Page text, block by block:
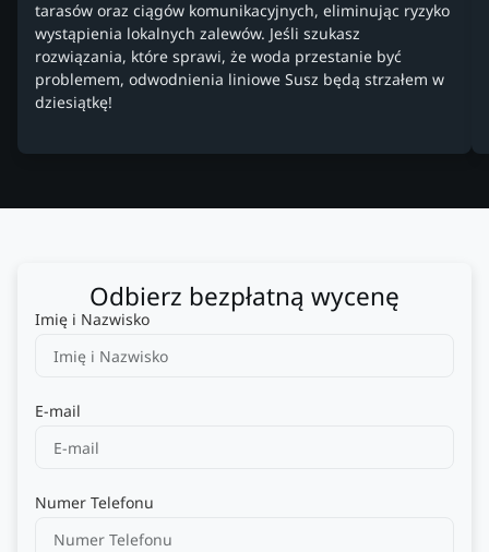
tarasów oraz ciągów komunikacyjnych, eliminując ryzyko
wystąpienia lokalnych zalewów. Jeśli szukasz
rozwiązania, które sprawi, że woda przestanie być
problemem, odwodnienia liniowe Susz będą strzałem w
dziesiątkę!
Odbierz bezpłatną wycenę
Imię i Nazwisko
E-mail
Numer Telefonu